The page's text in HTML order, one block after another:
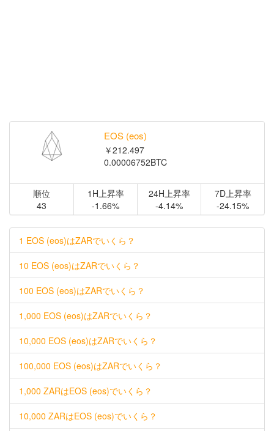
EOS (eos)
￥212.497
0.00006752BTC
順位
43
1H上昇率
-1.66%
24H上昇率
-4.14%
7D上昇率
-24.15%
1 EOS (eos)はZARでいくら？
10 EOS (eos)はZARでいくら？
100 EOS (eos)はZARでいくら？
1,000 EOS (eos)はZARでいくら？
10,000 EOS (eos)はZARでいくら？
100,000 EOS (eos)はZARでいくら？
1,000 ZARはEOS (eos)でいくら？
10,000 ZARはEOS (eos)でいくら？